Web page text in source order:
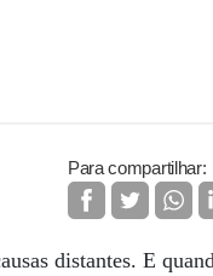
Para compartilhar:
distantes. E